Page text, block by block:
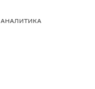
АНАЛИТИКА